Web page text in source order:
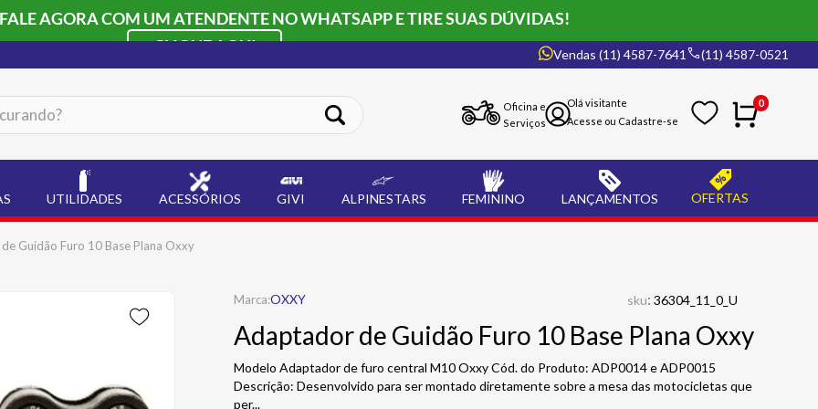
AGORA COM UM ATENDENTE NO WHATSAPP E TIRE SUAS DÚVIDAS!
CLIQUE AQUI
Vendas (11) 4587-7641 (11) 4587-0521
Oficina e
Serviços
0
UTILIDADES ACESSÓRIOS GIVI ALPINESTARS FEMININO LANÇAMENTOS OFERTAS
Guidão Furo 10 Base Plana Oxxy
OXXY sku: 36304_11_0_U
Adaptador de Guidão Furo 10 Base Plana Oxxy
Modelo Adaptador de furo central M10 Oxxy Cód. do Produto: ADP0014 e ADP0015
Descrição: Desenvolvido para ser montado diretamente sobre a mesa das motocicletas que
per...